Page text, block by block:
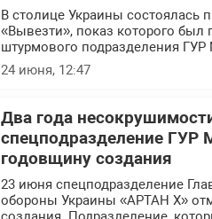
В столице Украины состоялась
«Вывезти», показ которого был
штурмового подразделения
24 июня, 12:47
Два года
спецподразделение
годовщину создания
23 июня спецподразделение
обороны Украины «АРТАН Х»